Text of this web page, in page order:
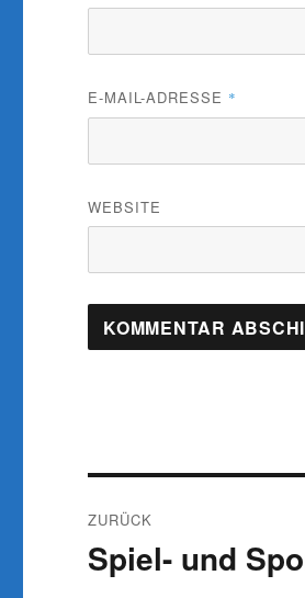
E-MAIL-ADRESSE *
WEBSITE
ZURÜCK
Vorheriger
Beitrag:
Spiel- und